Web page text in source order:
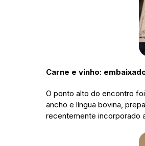
Carne e vinho:
O ponto alto do encontro
ancho e língua bovina,
recentemente incorporado